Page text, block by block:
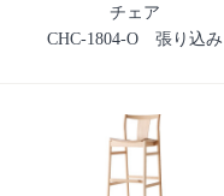
チェア
CHC-1804-O 張り込み